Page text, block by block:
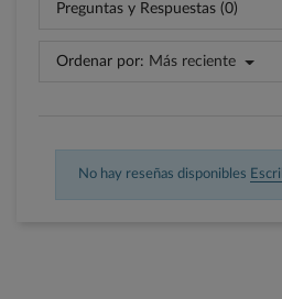
Preguntas y Respuestas (0)
Ordenar por: Más reciente
No hay reseñas disponibles